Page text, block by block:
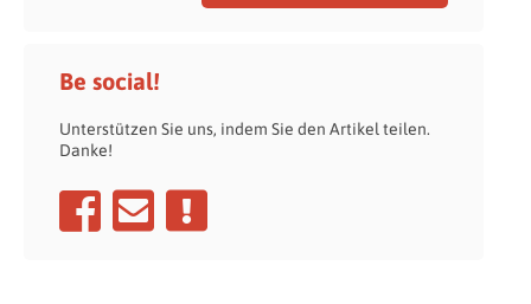
Be social!
Unterstützen Sie uns, indem Sie den Artikel teilen.
Danke!